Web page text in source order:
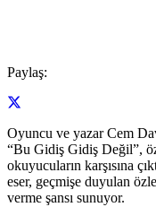
Paylaş:
Oyuncu ve yazar Cem
“Bu Gidiş Gidiş Değil”,
okuyucuların karşısına
eser, geçmişe duyulan
verme şansı sunuyor.